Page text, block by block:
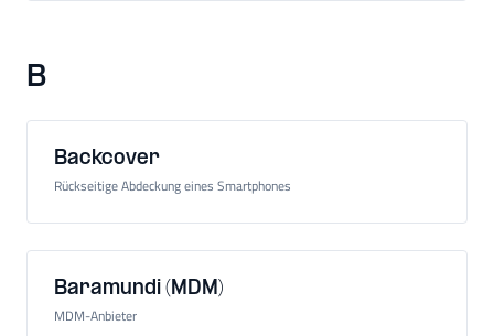
B
Backcover
Rückseitige Abdeckung eines Smartphones
Baramundi (MDM)
MDM-Anbieter